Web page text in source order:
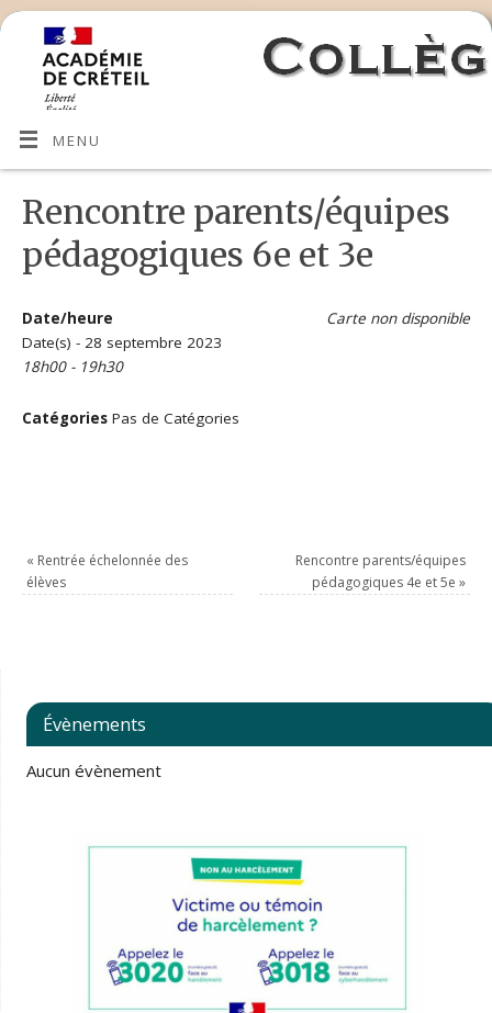
MENU
Rencontre parents/équipes
pédagogiques 6e et 3e
Carte non disponible
Date/heure
Date(s) - 28 septembre 2023
18h00 - 19h30
Catégories Pas de Catégories
« Rentrée échelonnée des
élèves
Rencontre parents/équipes
pédagogiques 4e et 5e »
Évènements
Aucun évènement